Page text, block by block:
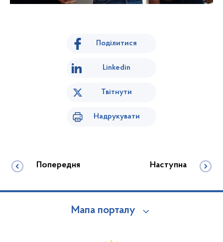
Поділитися
Linkedin
Твітнути
Надрукувати
Попередня Наступна
Мапа порталу